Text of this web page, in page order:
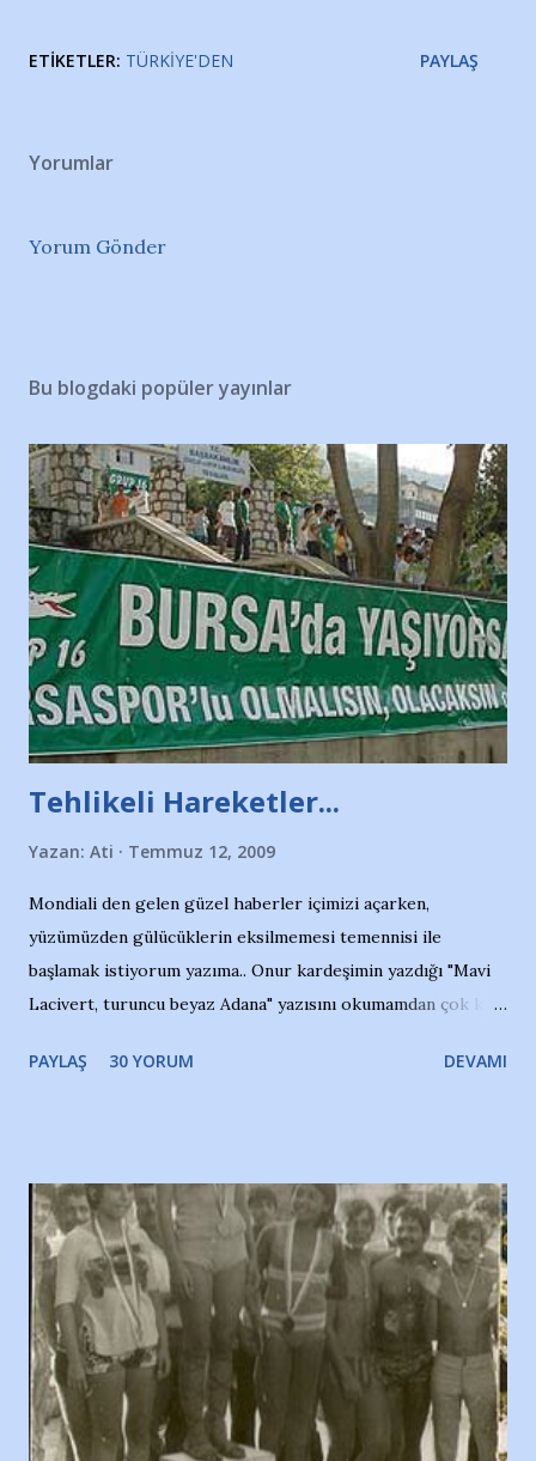
ETIKETLER: TÜRKIYE'DEN PAYLAŞ
Yorumlar
Yorum Gönder
Bu blogdaki popüler yayınlar
Tehlikeli Hareketler...
Yazan: Ati Temmuz 12, 2009
Mondiali den gelen güzel haberler içimizi açarken,
yüzümüzden gülücüklerin eksilmemesi temennisi ile
başlamak istiyorum yazıma.. Onur kardeşimin yazdığı "Mavi
Lacivert, turuncu beyaz Adana" yazısını okumamdan çok kısa
irkildim.. "Bursasporlu taraftarlar, İstanbul takımlarının
ve ürünlerini Bursa şehrinde görmek istemediklerini bir
protesto eylemiyle açıkladıklarını bildiriyordu.. Bu grup
adına açıklama yapan şahsı muhterem(!) ''Açık ve net olarak
söylüyoruz. Bu son uyarımızdır. Bunun yanısıra, bu takımlara
ait tanıtıcı ilanların asılmasına izin veren Bursa Büyükşehir
Belediyesi ile mağazaların bulunduğu alışveriş merkezlerini
de kınıyoruz'' diye de eklemiş .. Blogumuzda okuduğum bu
yazının hemen ardından bu habe...
PAYLAŞ 30 YORUM DEVAMI